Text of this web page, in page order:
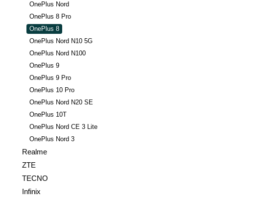
OnePlus Nord
OnePlus 8 Pro
OnePlus 8
OnePlus Nord N10 5G
OnePlus Nord N100
OnePlus 9
OnePlus 9 Pro
OnePlus 10 Pro
OnePlus Nord N20 SE
OnePlus 10T
OnePlus Nord CE 3 Lite
OnePlus Nord 3
Realme
ZTE
TECNO
Infinix